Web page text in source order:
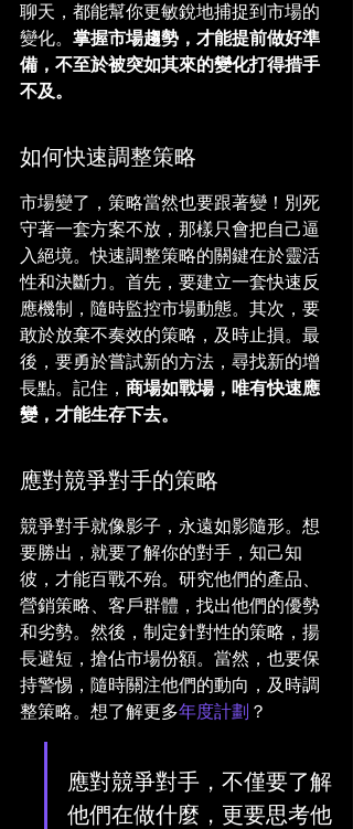
聊天，都能幫你更敏銳地捕捉到市場的
變化。 掌握市場趨勢，才能提前做好準
備，不至於被突如其來的變化打得措手
不及。
如何快速調整策略
市場變了，策略當然也要跟著變！別死
守著一套方案不放，那樣只會把自己逼
入絕境。快速調整策略的關鍵在於靈活
性和決斷力。首先，要建立一套快速反
應機制，隨時監控市場動態。其次，要
敢於放棄不奏效的策略，及時止損。最
後，要勇於嘗試新的方法，尋找新的增
長點。記住， 商場如戰場，唯有快速應
變，才能生存下去。
應對競爭對手的策略
競爭對手就像影子，永遠如影隨形。想
要勝出，就要了解你的對手，知己知
彼，才能百戰不殆。研究他們的產品、
營銷策略、客戶群體，找出他們的優勢
和劣勢。然後，制定針對性的策略，揚
長避短，搶佔市場份額。當然，也要保
持警惕，隨時關注他們的動向，及時調
整策略。想了解更多年度計劃 ？
應對競爭對手，不僅要了解
他們在做什麼，更要思考他